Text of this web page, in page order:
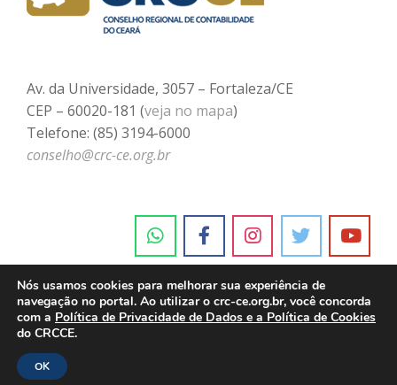
Av. da Universidade, 3057 – Fortaleza/CE
CEP – 60020-181 (veja no mapa)
Telefone: (85) 3194-6000
conselho@crc-ce.org.br
Nós usamos cookies para melhorar sua experiência de
navegação no portal. Ao utilizar o crc-ce.org.br, você concorda
com a Política de Privacidade de Dados e a Política de Cookies
do CRCCE.
OK